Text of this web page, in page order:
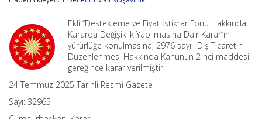
Değişiklik
Yapılmasına
Dair
Karar
(Karar
Sayısı:
10116)
için
Ekli “Destekleme ve Fiyat İstikrar Fonu Hakkında
Kararda Değişiklik Yapılmasına Dair Karar”ın
yürürlüğe konulmasına, 2976 sayılı Dış Ticaretin
Düzenlenmesi Hakkında Kanunun 2 nci maddesi
gereğince karar verilmiştir.
24 Temmuz 2025 Tarihli Resmi Gazete
Sayı: 32965